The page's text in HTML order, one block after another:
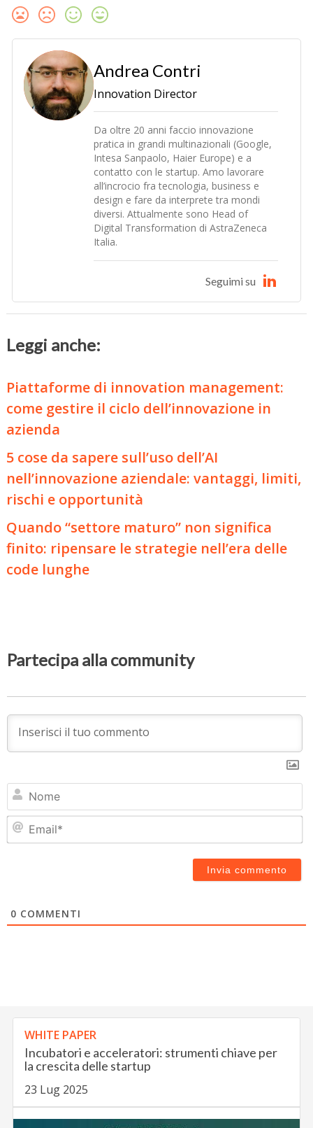
Andrea Contri
Innovation Director
Da oltre 20 anni faccio innovazione
pratica in grandi multinazionali (Google,
Intesa Sanpaolo, Haier Europe) e a
contatto con le startup. Amo lavorare
all’incrocio fra tecnologia, business e
design e fare da interprete tra mondi
diversi. Attualmente sono Head of
Digital Transformation di AstraZeneca
Italia.
Seguimi su
Leggi anche:
Piattaforme di innovation management:
come gestire il ciclo dell’innovazione in
azienda
5 cose da sapere sull’uso dell’AI
nell’innovazione aziendale: vantaggi, limiti,
rischi e opportunità
Quando “settore maturo” non significa
finito: ripensare le strategie nell’era delle
code lunghe
Partecipa alla community
0 COMMENTI
WHITE PAPER
Incubatori e acceleratori: strumenti chiave per
la crescita delle startup
23 Lug 2025